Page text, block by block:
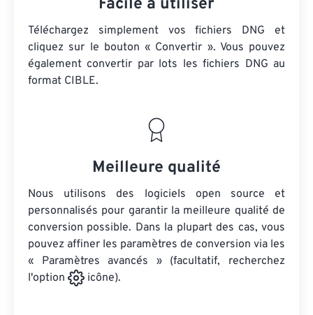
Facile à utiliser
Téléchargez simplement vos fichiers DNG et
cliquez sur le bouton « Convertir ». Vous pouvez
également convertir par lots les fichiers DNG au
format CIBLE.
Meilleure qualité
Nous utilisons des logiciels open source et
personnalisés pour garantir la meilleure qualité de
conversion possible. Dans la plupart des cas, vous
pouvez affiner les paramètres de conversion via les
« Paramètres avancés » (facultatif, recherchez
l'option
icône).